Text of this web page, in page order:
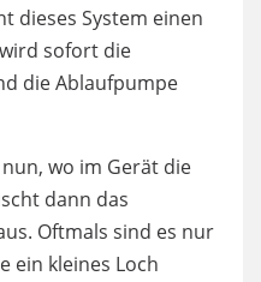
dieses System einen
sofort die
die Ablaufpumpe
wo im Gerät die
dann das
Oftmals sind es nur
ein kleines Loch